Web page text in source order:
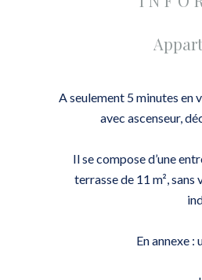
A seulement 5 minutes en
avec ascenseur,
Il se compose d’une
terrasse de 11 m², sans
En annexe :